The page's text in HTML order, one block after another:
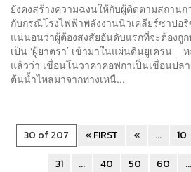
ยังคงสร้างความฉงนให้กับผู้ติดตามสถาน
กับกรณีโรงไฟฟ้าพลังงานนิวเคลียร์ซาปอริ
แน่นอนว่าผู้ต้องสงสัยอันดับแรกที่จะต้องถู
เป็น ‘ผู้ยาตรา’ เข้ามาในแผ่นดินยูเครน
แล้วว่า เขื่อนโนวาคาคอฟกาเป็นเขื่อนปล
ต้นน้ำไหลมาจากทางเหนื...
30 of 207 « FIRST « ... 10
31
... 40 50 60 ...